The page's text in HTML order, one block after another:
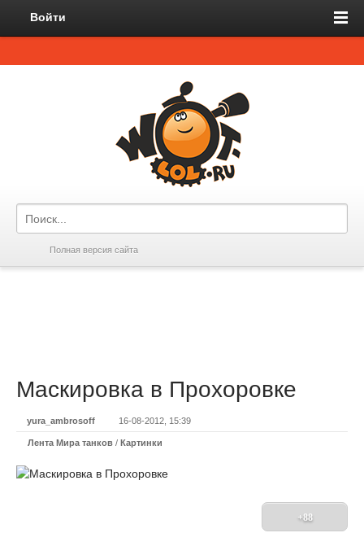
Войти
Полная версия сайта
Маскировка в Прохоровке
yura_ambrosoff 16-08-2012, 15:39
Лента Мира танков / Картинки
+88